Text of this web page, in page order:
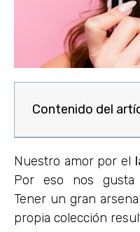
Contenido del
Nuestro amor por el
Por eso nos gusta
Tener un gran
propia colección